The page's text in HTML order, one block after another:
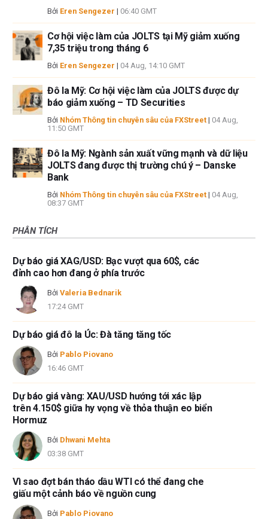
Bởi Eren Sengezer | 06:40 GMT
Cơ hội việc làm của JOLTS tại Mỹ giảm xuống
7,35 triệu trong tháng 6
Bởi Eren Sengezer | 04 Aug, 14:10 GMT
Đô la Mỹ: Cơ hội việc làm của JOLTS được dự
báo giảm xuống – TD Securities
Bởi Nhóm Thông tin chuyên sâu của FXStreet | 04 Aug,
11:50 GMT
Đô la Mỹ: Ngành sản xuất vững mạnh và dữ liệu
JOLTS đang được thị trường chú ý – Danske
Bank
Bởi Nhóm Thông tin chuyên sâu của FXStreet | 04 Aug,
08:37 GMT
PHÂN TÍCH
Dự báo giá XAG/USD: Bạc vượt qua 60$, các
đỉnh cao hơn đang ở phía trước
Bởi Valeria Bednarik
17:24 GMT
Dự báo giá đô la Úc: Đà tăng tăng tốc
Bởi Pablo Piovano
16:46 GMT
Dự báo giá vàng: XAU/USD hướng tới xác lập
trên 4.150$ giữa hy vọng về thỏa thuận eo biển
Hormuz
Bởi Dhwani Mehta
03:38 GMT
Vì sao đợt bán tháo dầu WTI có thể đang che
giấu một cảnh báo về nguồn cung
Bởi Pablo Piovano